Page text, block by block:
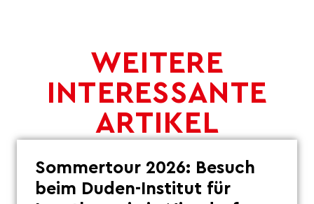
WEITERE
INTERESSANTE
ARTIKEL
Sommertour 2026: Besuch
beim Duden-Institut für